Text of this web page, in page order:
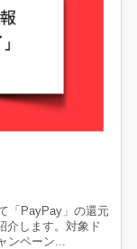
「PayPay」の還元
介します。対象ド
ンペーン...